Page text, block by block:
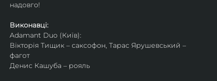
надовго!
Виконавці:
Adamant Duo (Київ):
Вікторія Тищик – саксофон, Тарас Ярушевський –
фагот
Денис Кашуба – рояль